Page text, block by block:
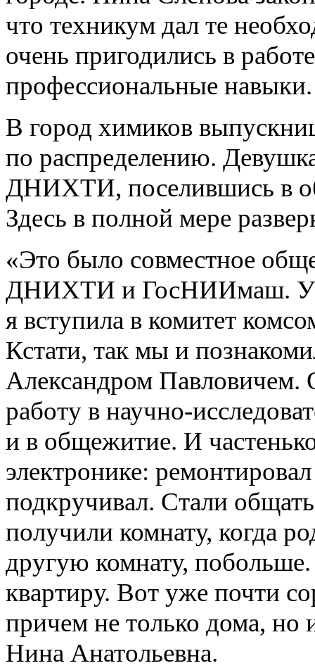
что техникум дал те
очень пригодились в
профессиональные навыки.
В город химиков
по распределению.
ДНИХТИ, поселившись в
Здесь в полной мере
«Это было совместное
ДНИХТИ и ГосНИИмаш. У
я вступила в комитет
Кстати, так мы и
Александром Павловичем.
работу в научно-
и в общежитие. И
электронике:
подкручивал. Стали
получили комнату, когда
другую комнату,
квартиру. Вот уже почти
причем не только дома, но
Нина Анатольевна.